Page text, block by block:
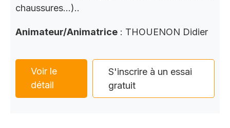
chaussures…)..
Animateur/Animatrice : THOUENON Didier
Voir le
détail
S'inscrire à un essai
gratuit